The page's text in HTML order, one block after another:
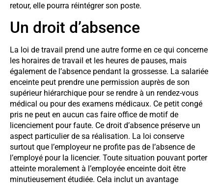
retour, elle pourra réintégrer son poste.
Un droit d’absence
La loi de travail prend une autre forme en ce qui concerne
les horaires de travail et les heures de pauses, mais
également de l’absence pendant la grossesse. La salariée
enceinte peut prendre une permission auprès de son
supérieur hiérarchique pour se rendre à un rendez-vous
médical ou pour des examens médicaux. Ce petit congé
pris ne peut en aucun cas faire office de motif de
licenciement pour faute. Ce droit d’absence préserve un
aspect particulier de sa réalisation. La loi conserve
surtout que l’employeur ne profite pas de l’absence de
l’employé pour la licencier. Toute situation pouvant porter
atteinte moralement à l’employée enceinte doit être
minutieusement étudiée. Cela inclut un avantage